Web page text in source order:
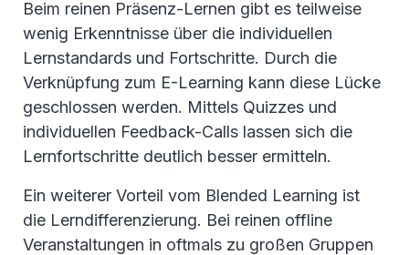
Beim reinen Präsenz-Lernen gibt es teilweise
wenig Erkenntnisse über die individuellen
Lernstandards und Fortschritte. Durch die
Verknüpfung zum E-Learning kann diese Lücke
geschlossen werden. Mittels Quizzes und
individuellen Feedback-Calls lassen sich die
Lernfortschritte deutlich besser ermitteln.
Ein weiterer Vorteil vom Blended Learning ist
die Lerndifferenzierung. Bei reinen offline
Veranstaltungen in oftmals zu großen Gruppen